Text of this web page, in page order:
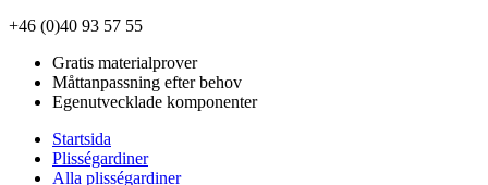
+46 (0)40 93 57 55
Gratis materialprover
Måttanpassning efter behov
Egenutvecklade komponenter
Startsida
Plisségardiner
Alla plisségardiner